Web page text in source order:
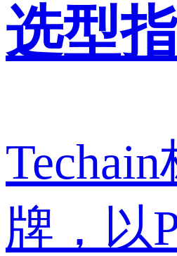
选型
牌，以